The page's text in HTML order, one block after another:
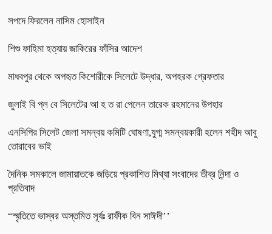
সপদে ফিরলেন নাসিম হোসাইন
শিশু ফাহিমা হত্যায় জাকিরের ফাঁসির আদেশ
মাধবপুর থেকে অপহৃত কিশোরীকে সিলেটে উদ্ধার, অপহরক গ্রেফতার
জুলাই বি প্ল বে সিলেটের আ হ ত রা পেলেন তারেক রহমানের উপহার
এনসিপির সিলেট জেলা সমন্বয় কমিটি ঘোষণা,যুগ্ম সমন্বয়কারী হলেন শহীদ আবু
তোরাবের ভাই
দৈনিক সমকালে জামায়াতকে জড়িয়ে প্রকাশিত মিথ্যা সংবাদের তীব্র নিন্দা ও
প্রতিবাদ
“স্মৃতিতে ভাস্বর অস্তমিত সূর্যঃ রাফীক বিন সাঈদী’’